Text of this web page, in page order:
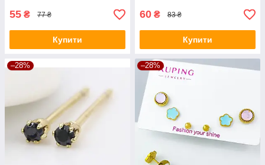
55 ₴ 77 ₴
Купити
60 ₴ 83 ₴
Купити
–28% –28%